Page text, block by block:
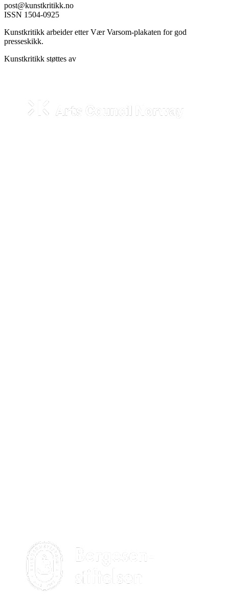
post@kunstkritikk.no
ISSN 1504-0925
Kunstkritikk arbeider etter Vær Varsom-plakaten for god
presseskikk.
Kunstkritikk støttes av